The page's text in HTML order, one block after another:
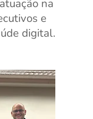
na
e
digital.